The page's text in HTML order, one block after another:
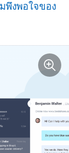
พึงพอใจของ